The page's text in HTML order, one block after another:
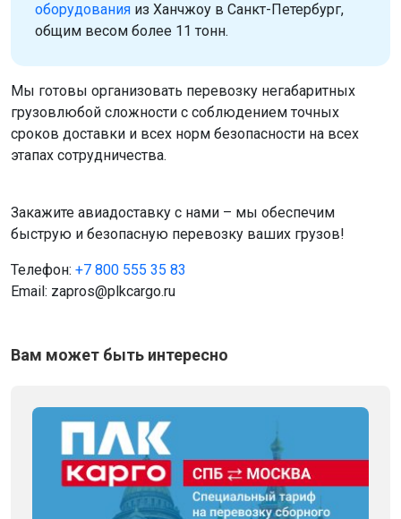
оборудования из Ханчжоу в Санкт-Петербург,
общим весом более 11 тонн.
Мы готовы организовать перевозку негабаритных
грузовлюбой сложности с соблюдением точных
сроков доставки и всех норм безопасности на всех
этапах сотрудничества.
Закажите авиадоставку с нами – мы обеспечим
быструю и безопасную перевозку ваших грузов!
Телефон: +7 800 555 35 83
Email: zapros@plkcargo.ru
Вам может быть интересно